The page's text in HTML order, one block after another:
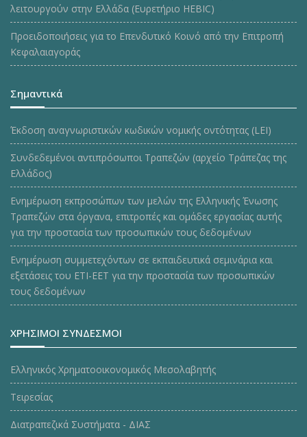
λειτουργούν στην Ελλάδα (Ευρετήριο HEBIC)
Προειδοποιήσεις για το Επενδυτικό Κοινό από την Επιτροπή
Κεφαλαιαγοράς
Σημαντικά
Έκδοση αναγνωριστικών κωδικών νομικής οντότητας (LEI)
Συνδεδεμένοι αντιπρόσωποι Τραπεζών (αρχείο Τράπεζας της
Ελλάδος)
Ενημέρωση εκπροσώπων των μελών της Ελληνικής Ένωσης
Τραπεζών στα όργανα, επιτροπές και ομάδες εργασίας αυτής
για την προστασία των προσωπικών τους δεδομένων
Ενημέρωση συμμετεχόντων σε εκπαιδευτικά σεμινάρια και
εξετάσεις του ΕΤΙ-ΕΕΤ για την προστασία των προσωπικών
τους δεδομένων
ΧΡΗΣΙΜΟΙ ΣΥΝΔΕΣΜΟΙ
Ελληνικός Χρηματοοικονομικός Μεσολαβητής
Τειρεσίας
Διατραπεζικά Συστήματα - ΔΙΑΣ